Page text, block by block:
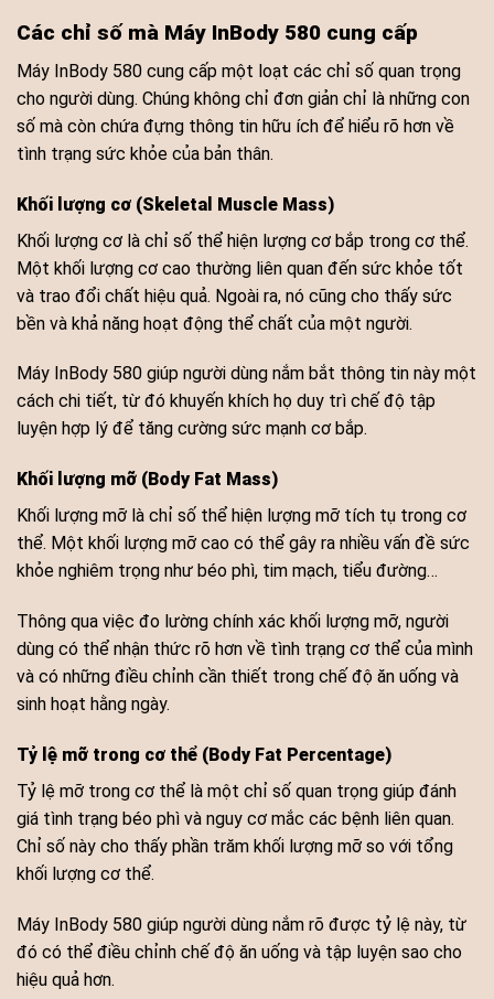
Các chỉ số mà Máy InBody 580 cung cấp
Máy InBody 580 cung cấp một loạt các chỉ số quan trọng
cho người dùng. Chúng không chỉ đơn giản chỉ là những con
số mà còn chứa đựng thông tin hữu ích để hiểu rõ hơn về
tình trạng sức khỏe của bản thân.
Khối lượng cơ (Skeletal Muscle Mass)
Khối lượng cơ là chỉ số thể hiện lượng cơ bắp trong cơ thể.
Một khối lượng cơ cao thường liên quan đến sức khỏe tốt
và trao đổi chất hiệu quả. Ngoài ra, nó cũng cho thấy sức
bền và khả năng hoạt động thể chất của một người.
Máy InBody 580 giúp người dùng nắm bắt thông tin này một
cách chi tiết, từ đó khuyến khích họ duy trì chế độ tập
luyện hợp lý để tăng cường sức mạnh cơ bắp.
Khối lượng mỡ (Body Fat Mass)
Khối lượng mỡ là chỉ số thể hiện lượng mỡ tích tụ trong cơ
thể. Một khối lượng mỡ cao có thể gây ra nhiều vấn đề sức
khỏe nghiêm trọng như béo phì, tim mạch, tiểu đường…
Thông qua việc đo lường chính xác khối lượng mỡ, người
dùng có thể nhận thức rõ hơn về tình trạng cơ thể của mình
và có những điều chỉnh cần thiết trong chế độ ăn uống và
sinh hoạt hằng ngày.
Tỷ lệ mỡ trong cơ thể (Body Fat Percentage)
Tỷ lệ mỡ trong cơ thể là một chỉ số quan trọng giúp đánh
giá tình trạng béo phì và nguy cơ mắc các bệnh liên quan.
Chỉ số này cho thấy phần trăm khối lượng mỡ so với tổng
khối lượng cơ thể.
Máy InBody 580 giúp người dùng nắm rõ được tỷ lệ này, từ
đó có thể điều chỉnh chế độ ăn uống và tập luyện sao cho
hiệu quả hơn.